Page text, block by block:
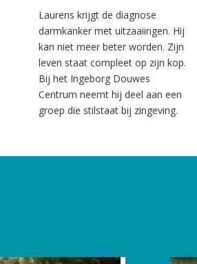
Laurens krijgt de diagnose
darmkanker met uitzaaiingen. Hij
kan niet meer beter worden. Zijn
leven staat compleet op zijn kop.
Bij het Ingeborg Douwes
Centrum neemt hij deel aan een
groep die stilstaat bij zingeving.